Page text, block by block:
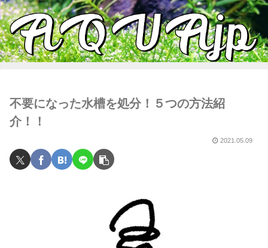
不要になった水槽を処分！５つの方法紹
介！！
2021.05.09